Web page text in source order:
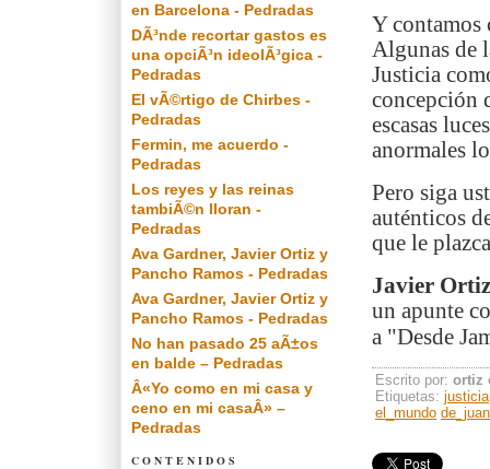
Y contamos
Algunas de
Justicia
concepción
escasas
anormales
Pero siga
auténticos
que le
Javier Ortiz
un apunte
a "Desde
Escrito por: ortiz
Etiquetas: justicia
el_mundo
en Barcelona - Pedradas
DÃ³nde recortar gastos es
una opciÃ³n ideolÃ³gica -
Pedradas
El vÃ©rtigo de Chirbes -
Pedradas
Fermin, me acuerdo -
Pedradas
Los reyes y las reinas
tambiÃ©n lloran -
Pedradas
Ava Gardner, Javier Ortiz y
Pancho Ramos - Pedradas
Ava Gardner, Javier Ortiz y
Pancho Ramos - Pedradas
No han pasado 25 aÃ±os
en balde – Pedradas
Â«Yo como en mi casa y
ceno en mi casaÂ» –
Pedradas
CONTENIDOS